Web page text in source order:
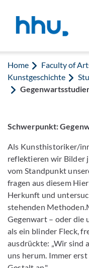
Home
Faculty of
Kunstgeschichte
Schwerpunkt:
Als Kunsthistoriker/
reflektieren wir Bilder
vom Standpunkt
fragen aus diesem
Herkunft und
stehenden
Gegenwart – oder die
als ein blinder Fleck,
ausdrückte: „Wir sind
uns herum. Immer